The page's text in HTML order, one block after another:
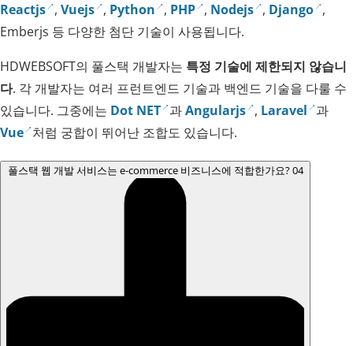
Reactjs ,Vuejs , Python , PHP , Nodejs , Django ,
Emberjs 등 다양한 첨단 기술이 사용됩니다.
HDWEBSOFT의 풀스택 개발자는 특정 기술에 제한되지 않습니
다. 각 개발자는 여러 프런트엔드 기술과 백엔드 기술을 다룰 수
있습니다. 그중에는 Dot NET 과Angularjs , Laravel 과
Vue 처럼 궁합이 뛰어난 조합도 있습니다.
풀스택 웹 개발 서비스는 e-commerce 비즈니스에 적합한가요?04